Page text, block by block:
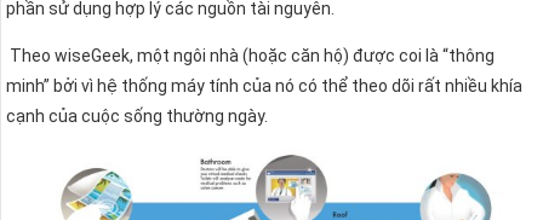
phần sử dụng hợp lý các nguồn tài nguyên.
Theo wiseGeek, một ngôi nhà (hoặc căn hộ) được coi là “thông
minh” bởi vì hệ thống máy tính của nó có thể theo dõi rất nhiều khía
cạnh của cuộc sống thường ngày.